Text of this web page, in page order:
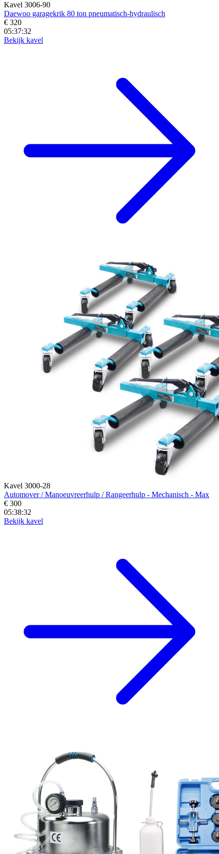
Kavel 3006-90
Daewoo garagekrik 80 ton pneumatisch-hydraulisch
€ 320
05:37:30
Bekijk kavel
Kavel 3000-28
Automover / Manoeuvreerhulp / Rangeerhulp - Mechanisch - Max
€ 300
05:38:30
Bekijk kavel